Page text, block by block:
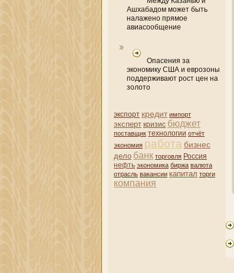
Ашхабадом может быть
налажено прямое
авиасообщение
Опасения за
экономику США и еврозоны
поддерживают рост цен на
золото
экспорт кредит импорт
эксперт кризис бюджет
поставщик технологии отчёт
экономия работа бизнес
дело банк торговля Россия
нефть экономика биржа валюта
отрасль вакансии капитал торги
компани­я